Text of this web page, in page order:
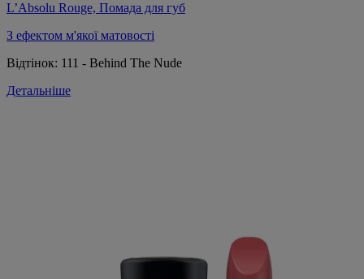
L’Absolu Rouge, Помада для губ
З ефектом м'якої матовості
Відтінок: 111 - Behind The Nude
Детальніше